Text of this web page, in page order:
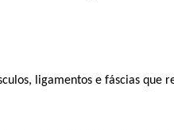
ligamentos e fáscias que